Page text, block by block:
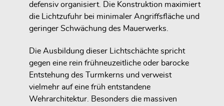
defensiv organisiert. Die Konstruktion maximiert
die Lichtzufuhr bei minimaler Angriffsfläche und
geringer Schwächung des Mauerwerks.
Die Ausbildung dieser Lichtschächte spricht
gegen eine rein frühneuzeitliche oder barocke
Entstehung des Turmkerns und verweist
vielmehr auf eine früh entstandene
Wehrarchitektur. Besonders die massiven